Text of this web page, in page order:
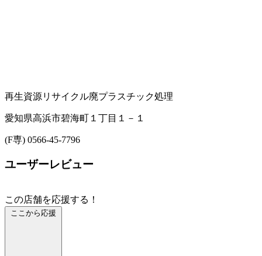
再生資源リサイクル廃プラスチック処理
愛知県高浜市碧海町１丁目１－１
(F専) 0566-45-7796
ユーザーレビュー
この店舗を応援する！
ここから応援